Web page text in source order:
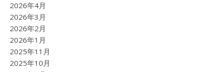
2026年4月
2026年3月
2026年2月
2026年1月
2025年11月
2025年10月